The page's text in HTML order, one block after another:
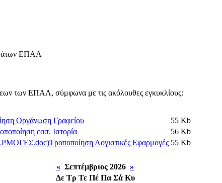
ΕΠΑΛ
των ΕΠΑΛ, σύμφωνα με τις ακόλουθες εγκυκλίους:
Οργάνωση Γραφείου
55 Kb
εσπ. Ιστορία
56 Kb
Τροποποίηση Λογιστικές Εφαρμογές 55 Kb
« Σεπτέμβριος 2026 »
Δε Τρ Τε Πέ Πα Σά Κυ